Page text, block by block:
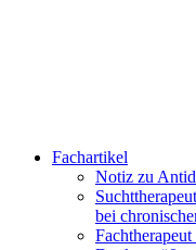
Fachartikel
Notiz zu
bei